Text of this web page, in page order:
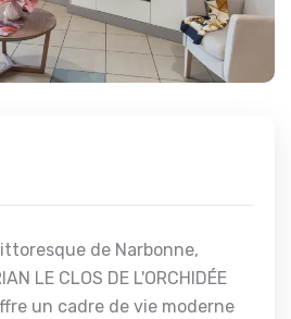
de Narbonne,
LE CLOS DE L'ORCHIDÉE
un cadre de vie moderne